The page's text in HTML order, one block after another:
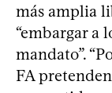
más amplia
“embargar a
mandato”.
FA